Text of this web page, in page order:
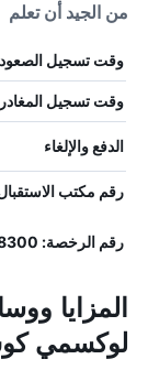
من الجيد أن تعلم
وقت تسجيل الصعود
وقت تسجيل
الدفع والإلغاء
رقم مكتب
رقم الرخصة: 1471K045A0338300
المزايا
لوكسمي